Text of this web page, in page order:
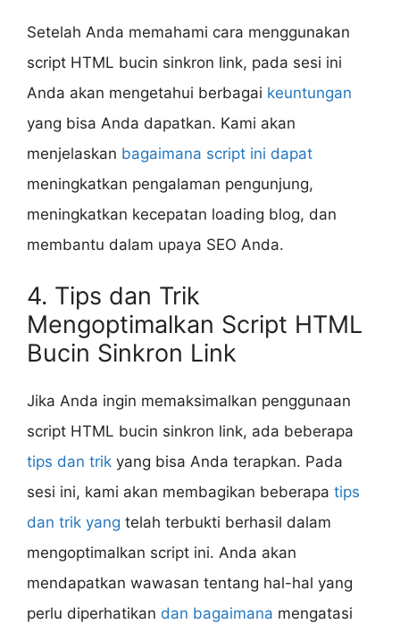
Setelah Anda memahami cara menggunakan
script HTML bucin sinkron link, pada sesi ini
Anda akan mengetahui berbagai keuntungan
yang bisa Anda dapatkan. Kami akan
menjelaskan bagaimana script ini dapat
meningkatkan pengalaman pengunjung,
meningkatkan kecepatan loading blog, dan
membantu dalam upaya SEO Anda.
4. Tips dan Trik
Mengoptimalkan Script HTML
Bucin Sinkron Link
Jika Anda ingin memaksimalkan penggunaan
script HTML bucin sinkron link, ada beberapa
tips dan trik yang bisa Anda terapkan. Pada
sesi ini, kami akan membagikan beberapa tips
dan trik yang telah terbukti berhasil dalam
mengoptimalkan script ini. Anda akan
mendapatkan wawasan tentang hal-hal yang
perlu diperhatikan dan bagaimana mengatasi